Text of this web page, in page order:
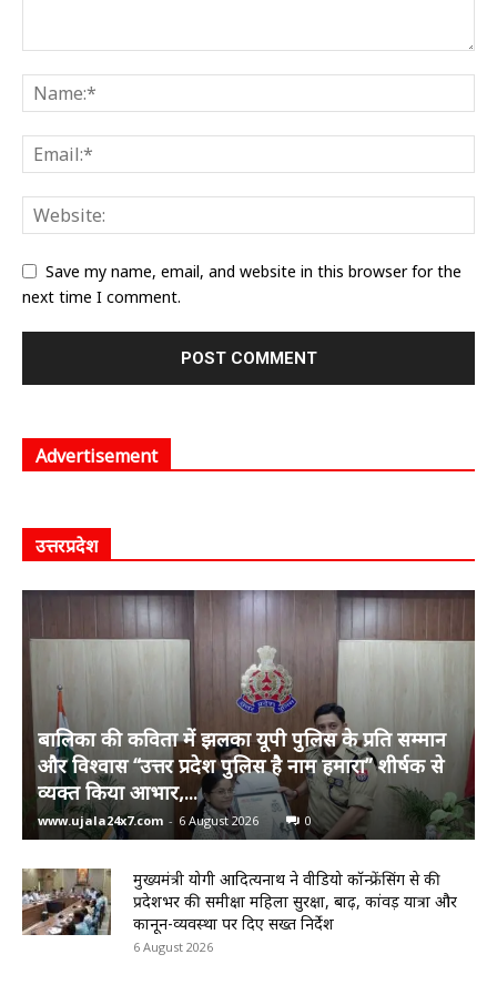
Save my name, email, and website in this browser for the
next time I comment.
Advertisement
उत्तरप्रदेश
बालिका की कविता में झलका यूपी पुलिस के प्रति सम्मान
और विश्वास “उत्तर प्रदेश पुलिस है नाम हमारा” शीर्षक से
व्यक्त किया आभार,...
www.ujala24x7.com - 6 August 2026 0
मुख्यमंत्री योगी आदित्यनाथ ने वीडियो कॉन्फ्रेंसिंग से की
प्रदेशभर की समीक्षा महिला सुरक्षा, बाढ़, कांवड़ यात्रा और
कानून-व्यवस्था पर दिए सख्त निर्देश
6 August 2026